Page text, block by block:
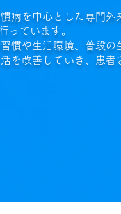
病を中心とした専門外
っています。
慣や生活環境、普段の
を改善していき、患者